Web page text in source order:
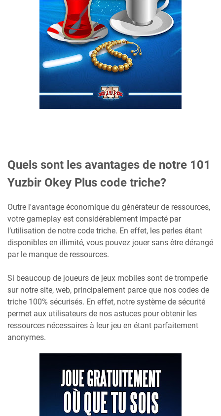
Quels sont les avantages de notre 101
Yuzbir Okey Plus code triche?
Outre l'avantage économique du générateur de ressources,
votre gameplay est considérablement impacté par
l’utilisation de notre code triche. En effet, les perles étant
disponibles en illimité, vous pouvez jouer sans être dérangé
par le manque de ressources.
Si beaucoup de joueurs de jeux mobiles sont de tromperie
sur notre site, web, principalement parce que nos codes de
triche 100% sécurisés. En effet, notre système de sécurité
permet aux utilisateurs de nos astuces pour obtenir les
ressources nécessaires à leur jeu en étant parfaitement
anonymes.